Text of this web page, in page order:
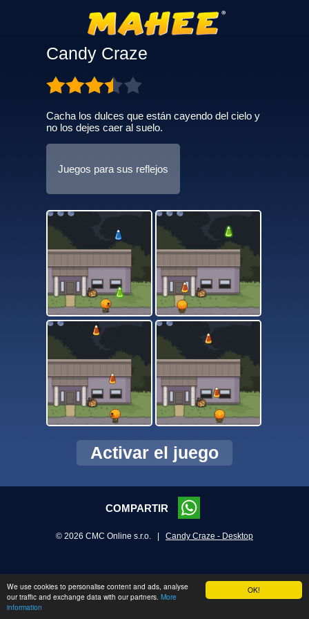
OK!
We use cookies to personalise content and ads, analyse
our traffic and exchange data with our partners. More
information
Candy Craze
Cacha los dulces que están cayendo del cielo y
no los dejes caer al suelo.
Juegos para sus reflejos
Activar el juego
COMPARTIR
© 2026 CMC Online s.r.o. | Candy Craze - Desktop